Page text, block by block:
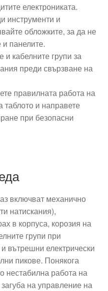
електрониката.
инструменти и
облoжките, за да не
и панелите.
и кабелните групи за
преди свързване на
правилната работа на
таблото и направете
при безопасни
включват механично
натискания),
в корпуса, корозия на
групи при
вътрешни електрически
пикове. Понякога
нестабилна работа на
на управление на